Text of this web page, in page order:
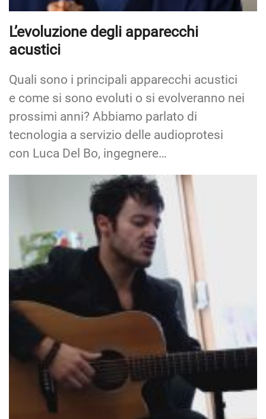
L’evoluzione degli apparecchi
acustici
Quali sono i principali apparecchi acustici
e come si sono evoluti o si evolveranno nei
prossimi anni? Abbiamo parlato di
tecnologia a servizio delle audioprotesi
con Luca Del Bo, ingegnere…